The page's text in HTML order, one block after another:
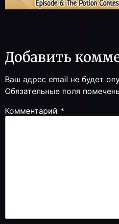
Добавить
Ваш адрес email не будет
Обязательные поля
Комментарий *